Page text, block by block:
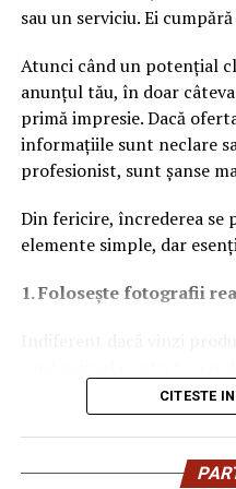
de nișă
Pornind de la această
colecția Top Scents cu
împreună cu Givaudan,
parfumeria fină.
Parfumul este construit
completat de un acord de
Akigalawood, o notă
profunzime și
sau un serviciu. Ei
Atunci când un potențial
anunțul tău, în doar
primă impresie. Dacă
informațiile sunt neclare
profesionist, sunt șanse
Din fericire, încrederea se
elemente simple, dar
1. Folosește fotografii
Fotografiile clare,
profesionalism. Dacă
realizate, proiecte
CITESTE